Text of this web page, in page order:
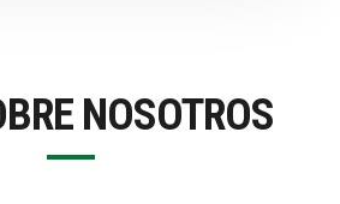
NOSOTROS